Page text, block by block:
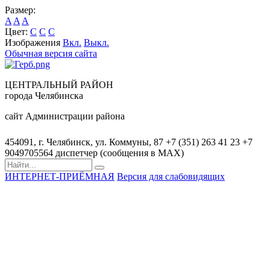
Размер:
A A A
Цвет: C C C
Изображения Вкл. Выкл.
Обычная версия сайта
ЦЕНТРАЛЬНЫЙ РАЙОН
города Челябинска
сайт Администрации района
454091, г. Челябинск, ул. Коммуны, 87 +7 (351) 263 41 23 +7
9049705564 диспетчер (сообщения в MAX)
ИНТЕРНЕТ-ПРИЁМНАЯ Версия для слабовидящих